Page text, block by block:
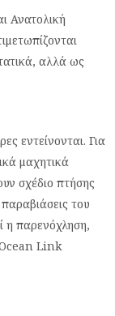
Ανατολική
αλλά ως
εντείνονται. Για
μαχητικά
σχέδιο πτήσης
του
η παρενόχληση,
Link